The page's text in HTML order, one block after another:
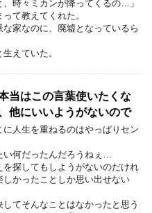
、時々ミカンが降ってくるの…」
て教えてくれた。
な家なのに、廃墟となっているら
えていた。
当はこの言葉使いたくな
他にいいようがないので
に人生を重ねるのはやっぱりセン
い何だったんだろうねぇ…
を探してもしようがないのだけれ
しかったことしか思い出せない
てそんなことはなかったと思う